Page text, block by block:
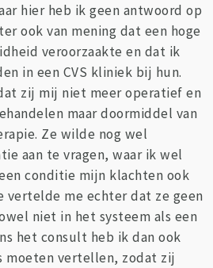
hier heb ik geen antwoord op
ook van mening dat een hoge
veroorzaakte en dat ik
in een CVS kliniek bij hun.
zij mij niet meer operatief en
maar doormiddel van
Ze wilde nog wel
aan te vragen, waar ik wel
conditie mijn klachten ook
vertelde me echter dat ze geen
niet in het systeem als een
het consult heb ik dan ook
moeten vertellen, zodat zij